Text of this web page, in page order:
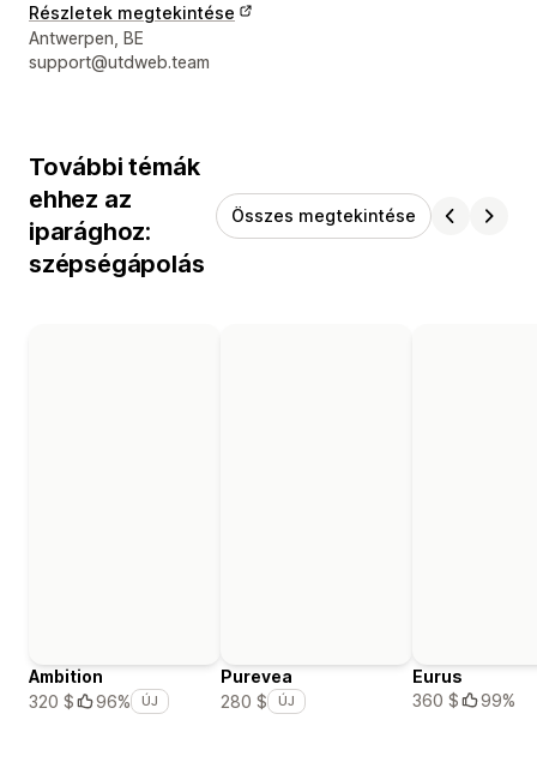
Részletek megtekintése
Dizájner kapcsolattartási adatai
Antwerpen, BE
support@utdweb.team
További témák
ehhez az
iparághoz:
szépségápolás
Összes megtekintése
Ambition
320 $
96% ÚJ
Purevea
280 $
ÚJ
Eurus
360 $
99%